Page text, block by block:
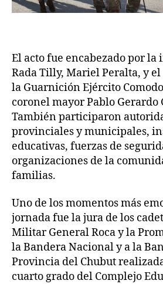
El acto fue encabezado por la
Rada Tilly, Mariel Peralta, y
la Guarnición Ejército
coronel mayor Pablo Gerardo
También participaron
provinciales y municipales,
educativas, fuerzas de
organizaciones de la
familias.
Uno de los momentos más
jornada fue la jura de los
Militar General Roca y la
la Bandera Nacional y a la
Provincia del Chubut
cuarto grado del Complejo